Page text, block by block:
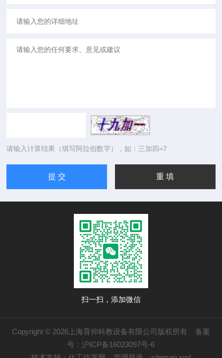
请输入计算结果（填写阿拉伯数字），如：三加四=7
扫一扫，添加微信
Copyright © 2026上海育仰科教设备有限公司版权所有 备案
号：沪ICP备16023097号-6